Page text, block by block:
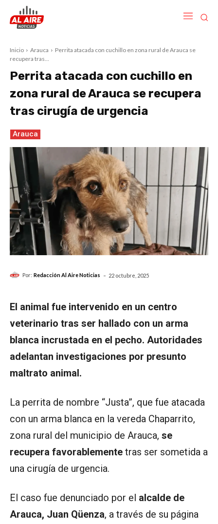
Inicio Arauca
Perrita atacada con cuchillo en zona rural de Arauca se
recupera tras...
Perrita atacada con cuchillo en
zona rural de Arauca se recupera
tras cirugía de urgencia
Arauca
Por: Redacción Al Aire Noticias - 22 octubre, 2025
El animal fue intervenido en un centro
veterinario tras ser hallado con un arma
blanca incrustada en el pecho. Autoridades
adelantan investigaciones por presunto
maltrato animal.
La perrita de nombre “Justa”, que fue atacada
con un arma blanca en la vereda Chaparrito,
zona rural del municipio de Arauca, se
recupera favorablemente tras ser sometida a
una cirugía de urgencia.
El caso fue denunciado por el alcalde de
Arauca, Juan Qüenza, a través de su página